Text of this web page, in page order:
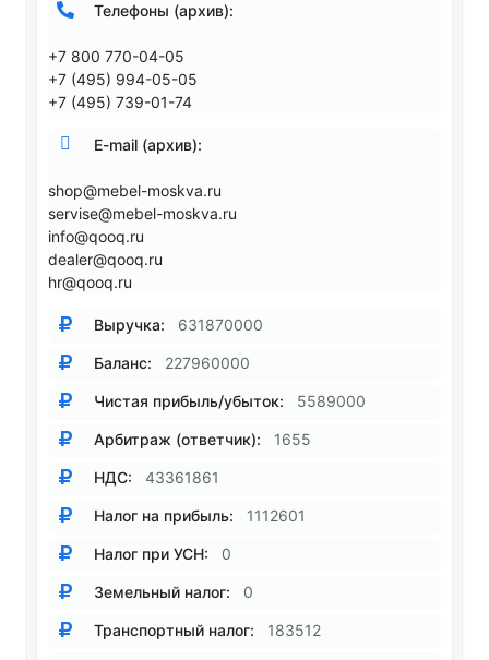
Телефоны (архив):
+7 800 770-04-05
+7 (495) 994-05-05
+7 (495) 739-01-74
E-mail (архив):
shop@mebel-moskva.ru
servise@mebel-moskva.ru
info@qooq.ru
dealer@qooq.ru
hr@qooq.ru
Выручка: 631870000
Баланс: 227960000
Чистая прибыль/убыток: 5589000
Арбитраж (ответчик): 1655
НДС: 43361861
Налог на прибыль: 1112601
Налог при УСН: 0
Земельный налог: 0
Транспортный налог: 183512